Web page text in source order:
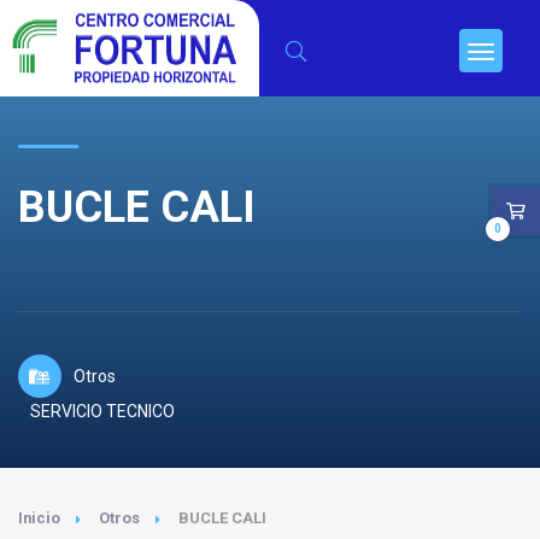
BUCLE CALI
Otros
SERVICIO TECNICO
Inicio Otros BUCLE CALI
0